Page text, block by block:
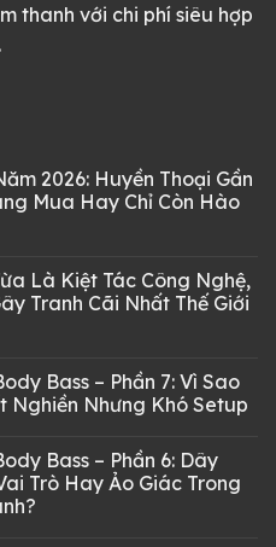
thanh với chi phí siêu hợp
2026: Huyền Thoại Gần
Mua Hay Chỉ Còn Hào
Là Kiệt Tác Công Nghệ,
Tranh Cãi Nhất Thế Giới
Bass – Phần 7: Vì Sao
Nghiền Nhưng Khó Setup
Bass – Phần 6: Dây
Trò Hay Ảo Giác Trong